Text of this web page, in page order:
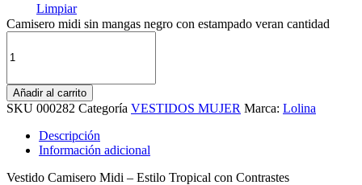
Limpiar
Camisero midi sin mangas negro con estampado veran cantidad
Añadir al carrito
SKU 000282 Categoría VESTIDOS MUJER Marca: Lolina
Descripción
Información adicional
Vestido Camisero Midi – Estilo Tropical con Contrastes